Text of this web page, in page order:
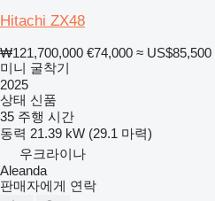
Hitachi ZX48
₩121,700,000 €74,000 ≈ US$85,500
미니 굴착기
2025
상태 신품
35 주행 시간
동력 21.39 kW (29.1 마력)
우크라이나
Aleanda
판매자에게 연락